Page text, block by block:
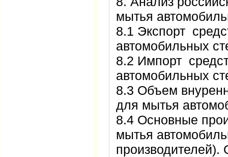
мытья
8.1 Экспорт
автомобильных
8.2 Импорт
автомобильных
8.3 Объем
для мытья
8.4 Основные
мытья
производителей).